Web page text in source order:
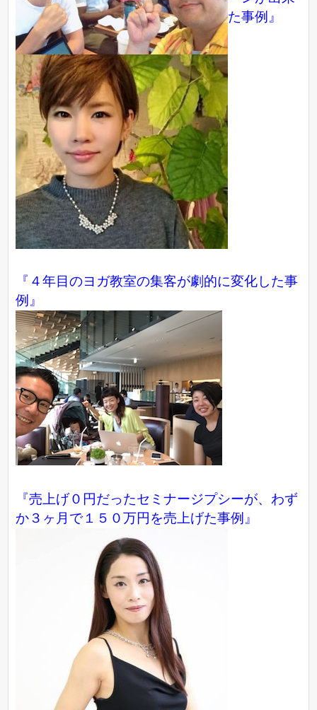
た事例』
『４年目のヨガ教室の集客が劇的に変化した事
例』
『売上げ０円だったセミナージプシーが、わず
か３ヶ月で１５０万円を売上げた事例』